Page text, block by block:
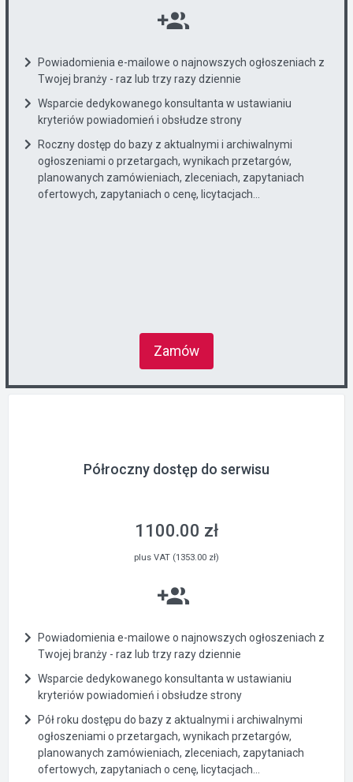
Powiadomienia e-mailowe o najnowszych ogłoszeniach z
Twojej branży - raz lub trzy razy dziennie
Wsparcie dedykowanego konsultanta w ustawianiu
kryteriów powiadomień i obsłudze strony
Roczny dostęp do bazy z aktualnymi i archiwalnymi
ogłoszeniami o przetargach, wynikach przetargów,
planowanych zamówieniach, zleceniach, zapytaniach
ofertowych, zapytaniach o cenę, licytacjach...
Zamów
Półroczny dostęp do serwisu
1100.00 zł
plus VAT (1353.00 zł)
Powiadomienia e-mailowe o najnowszych ogłoszeniach z
Twojej branży - raz lub trzy razy dziennie
Wsparcie dedykowanego konsultanta w ustawianiu
kryteriów powiadomień i obsłudze strony
Pół roku dostępu do bazy z aktualnymi i archiwalnymi
ogłoszeniami o przetargach, wynikach przetargów,
planowanych zamówieniach, zleceniach, zapytaniach
ofertowych, zapytaniach o cenę, licytacjach...